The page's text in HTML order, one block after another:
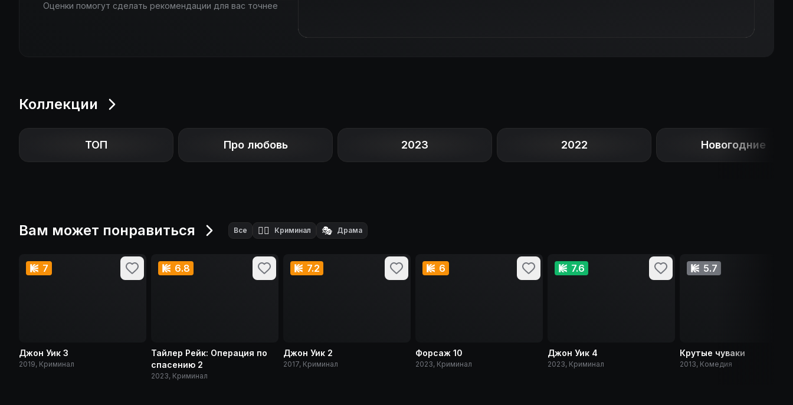
Оценки помогут сделать рекомендации для вас точнее
Коллекции
ТОП Про любовь 2023 2022 Новогодние
Вам может понравиться Все 🕵️‍♂️ Криминал 🎭 Драма
7
Джон Уик 3
2019, Криминал
6.8
Тайлер Рейк: Операция по
спасению 2
2023, Криминал
7.2
Джон Уик 2
2017, Криминал
6
Форсаж 10
2023, Криминал
7.6
Джон Уик 4
2023, Криминал
5.7
Крутые чуваки
2013, Комедия